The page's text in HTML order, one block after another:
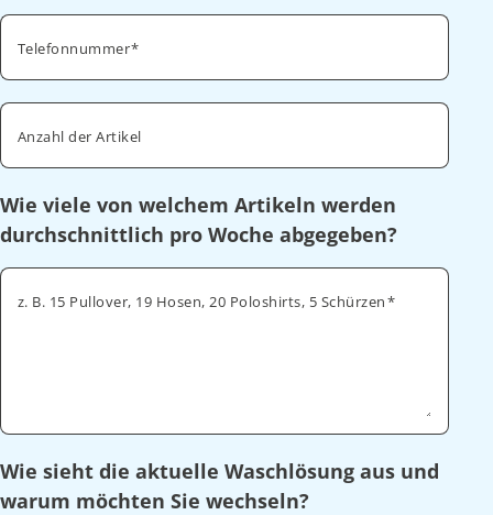
Telefonnummer
Anzahl der Artikel
Wie viele von welchem Artikeln werden
durchschnittlich pro Woche abgegeben?
z. B. 15 Pullover, 19 Hosen, 20 Poloshirts, 5 Schürzen
Wie sieht die aktuelle Waschlösung aus und
warum möchten Sie wechseln?